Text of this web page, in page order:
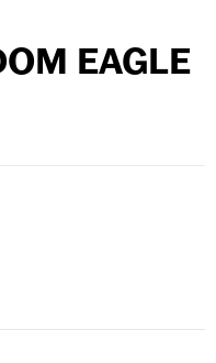
EAGLE